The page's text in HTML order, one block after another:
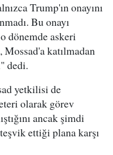
Trump'ın onayını
Bu onayı
dönemde askeri
katılmadan
dedi.
yetkilisi de
olarak görev
ancak şimdi
ettiği plana karşı